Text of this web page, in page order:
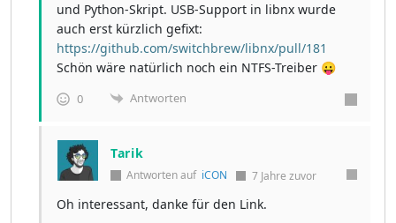
und Python-Skript. USB-Support in libnx wurde
auch erst kürzlich gefixt:
https://github.com/switchbrew/libnx/pull/181
Schön wäre natürlich noch ein NTFS-Treiber 😛
0 Antworten
Tarik
Antworten auf iCON 7 Jahre zuvor
Oh interessant, danke für den Link.